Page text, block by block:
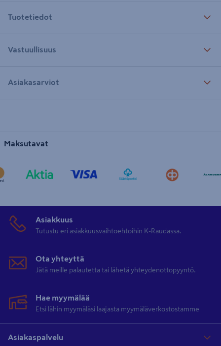
Tuotetiedot
Vastuullisuus
Asiakasarviot
Maksutavat
Asiakkuus
Tutustu eri asiakkuusvaihtoehtoihin K-Raudassa.
Ota yhteyttä
Jätä meille palautetta tai lähetä yhteydenottopyyntö.
Hae myymälää
Etsi lähin myymäläsi laajasta myymäläverkostostamme
Asiakaspalvelu